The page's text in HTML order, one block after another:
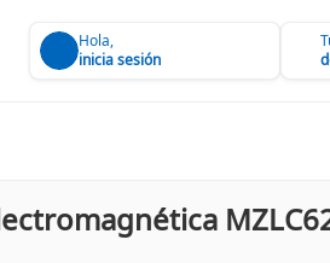
Hola,
inicia sesión